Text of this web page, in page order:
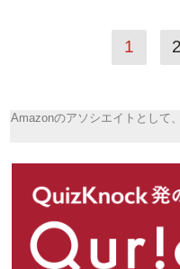
1 2
Amazonのアソシエイトとして